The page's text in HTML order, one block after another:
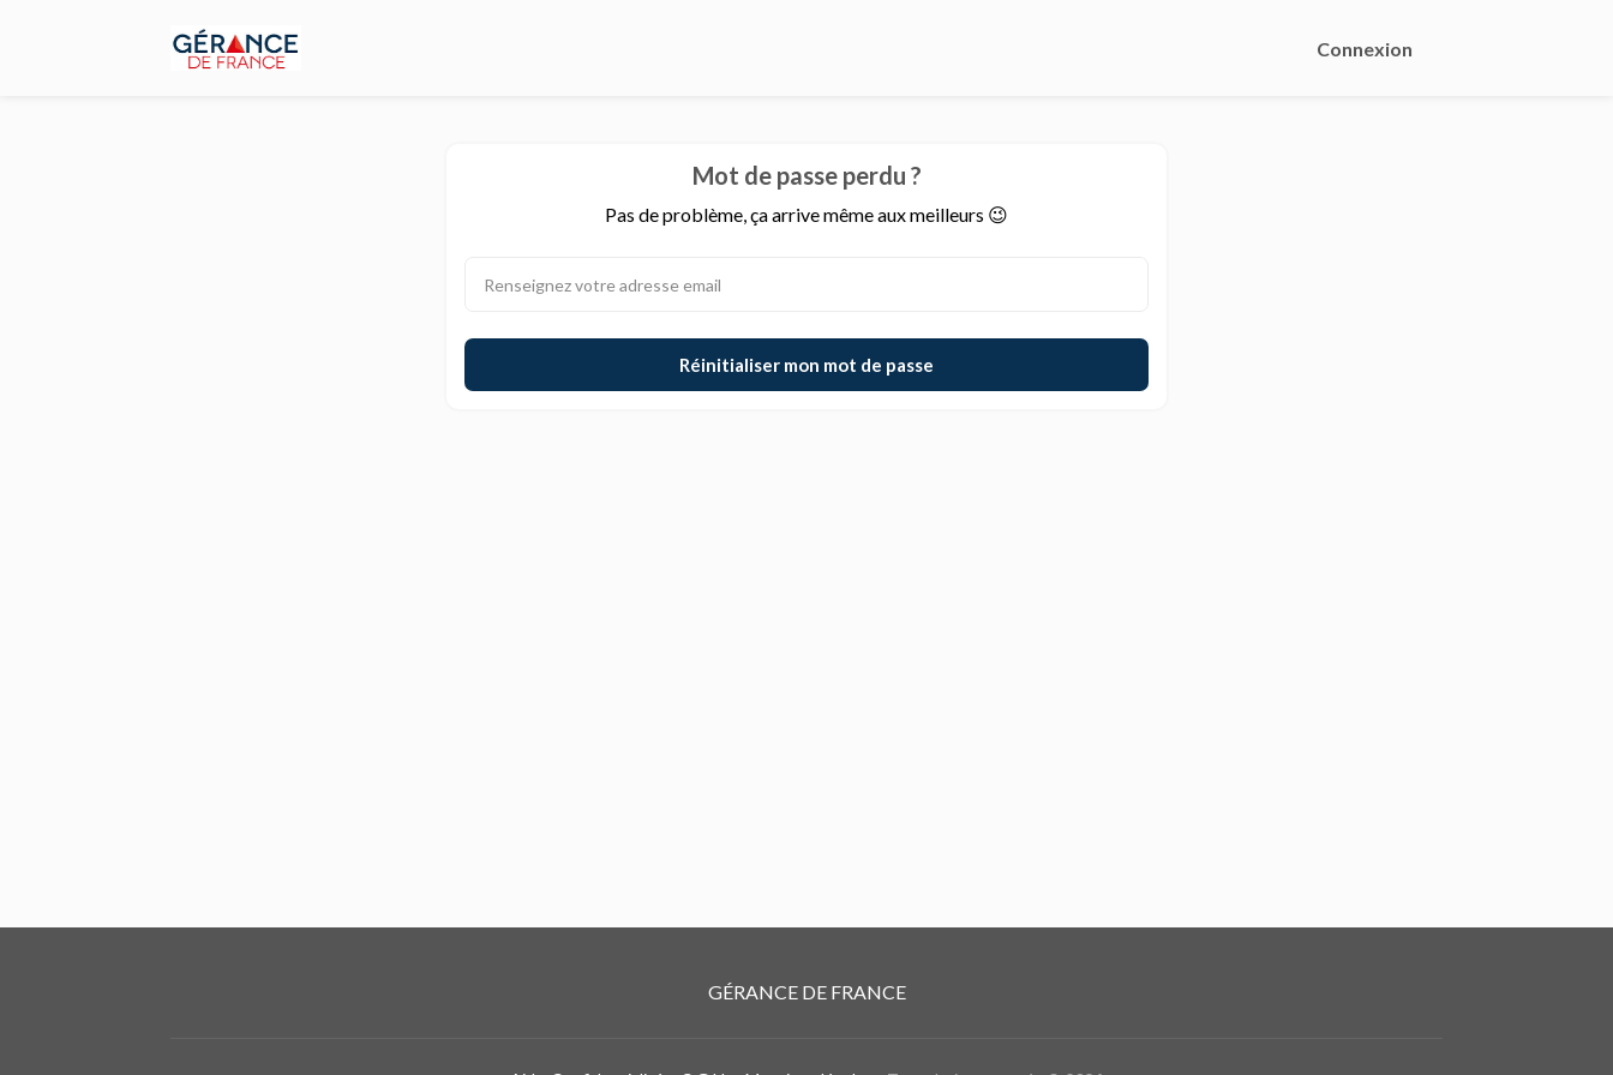
Connexion
Mot de passe perdu ?
Pas de problème, ça arrive même aux meilleurs 😉
GÉRANCE DE FRANCE